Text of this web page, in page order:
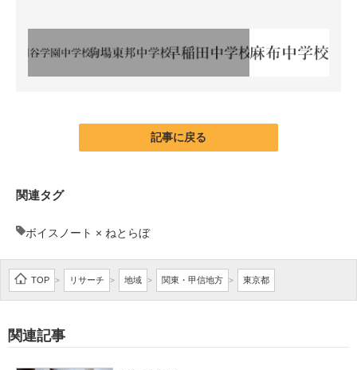
記事に戻る
関連タグ
ボイスノート × ねとらぼ
TOP > リサーチ > 地域 > 関東・甲信地方 > 東京都
関連記事